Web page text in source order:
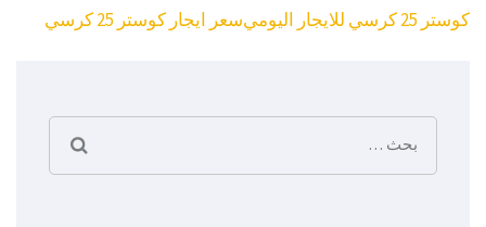
تصفّح
سعر ايجار كوستر 25 كرسي كوستر 25 كرسي للايجار اليومي
البحث
عن: